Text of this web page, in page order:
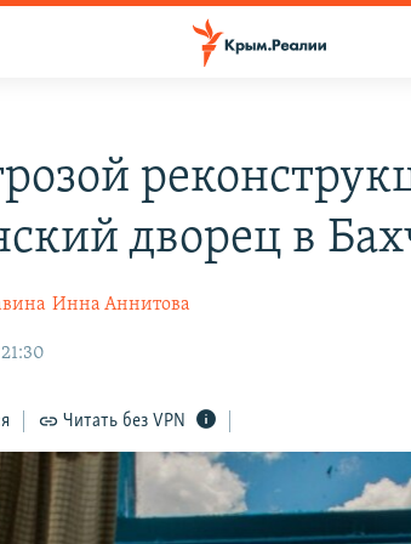
дворец в
Инна Аннитова
Читать без VPN